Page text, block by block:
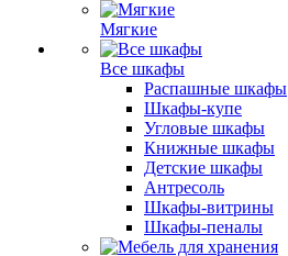
Мягкие
Все шкафы
Распашные шкафы
Шкафы-купе
Угловые шкафы
Книжные шкафы
Детские шкафы
Антресоль
Шкафы-витрины
Шкафы-пеналы